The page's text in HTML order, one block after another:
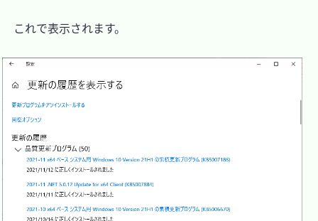
これで表示されます。